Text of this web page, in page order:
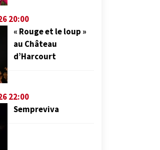
20:00
« Rouge et le loup »
au Château
d’Harcourt
22:00
Sempreviva